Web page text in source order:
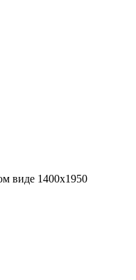
виде 1400х1950